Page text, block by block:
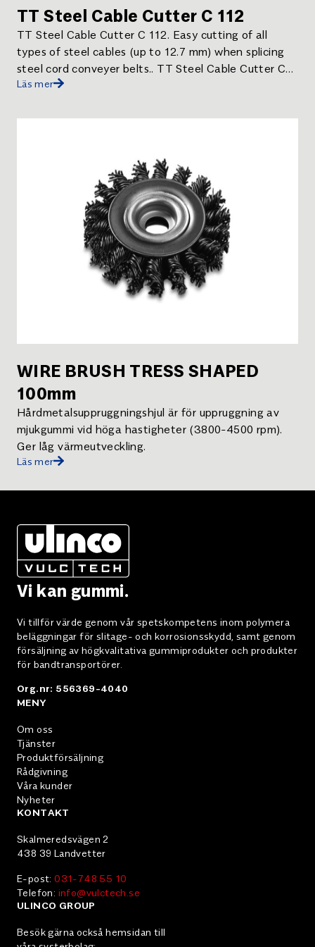
TT Steel Cable Cutter C 112
TT Steel Cable Cutter C 112. Easy cutting of all
types of steel cables (up to 12.7 mm) when splicing
steel cord conveyer belts.. TT Steel Cable Cutter C
112.
Läs mer
WIRE BRUSH TRESS SHAPED
100mm
Hårdmetalsuppruggningshjul är för uppruggning av
mjukgummi vid höga hastigheter (3800-4500 rpm).
Ger låg värmeutveckling.
Läs mer
Vi kan gummi.
Vi tillför värde genom vår spetskompetens inom polymera
beläggningar för slitage- och korrosionsskydd, samt genom
försäljning av högkvalitativa gummiprodukter och produkter
för bandtransportörer.
Org.nr: 556369-4040
MENY
Om oss
Tjänster
Produktförsäljning
Rådgivning
Våra kunder
Nyheter
KONTAKT
Skalmeredsvägen 2
438 39 Landvetter
E-post:031-748 55 10
Telefon: info@vulctech.se
ULINCO GROUP
Besök gärna också hemsidan till